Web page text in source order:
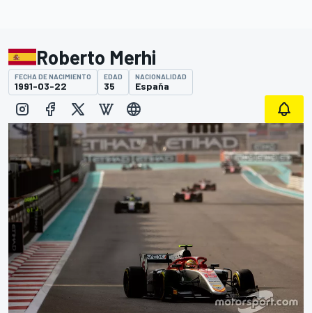
Roberto Merhi
FECHA DE NACIMIENTO
1991-03-22
EDAD
35
NACIONALIDAD
España